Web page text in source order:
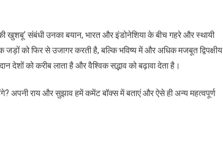
खुशबू’ संबंधी उनका बयान, भारत और इंडोनेशिया के बीच गहरे और स्थायी
को फिर से उजागर करती है, बल्कि भविष्य में और अधिक मजबूत द्विपक्षीय
देशों को करीब लाता है और वैश्विक सद्भाव को बढ़ावा देता है।
अपनी राय और सुझाव हमें कमेंट बॉक्स में बताएं और ऐसे ही अन्य महत्वपूर्ण